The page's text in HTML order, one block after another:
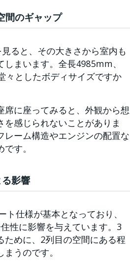
間のギャップ
ると、その大きさから室内も
まいます。全長4985mm、
々としたボディサイズですか
席に座ってみると、外観から想
を感じられないことがありま
レーム構造やエンジンの配置な
す。
影響
ト仕様が基本となっており、
性に影響を与えています。3
ために、2列目の空間にある程
うのです。